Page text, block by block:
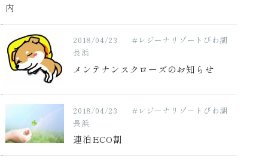
内
2018/04/23
#レジーナリゾートびわ湖
長浜
メンテナンスクローズのお知らせ
2018/04/23
#レジーナリゾートびわ湖
長浜
連泊ECO割